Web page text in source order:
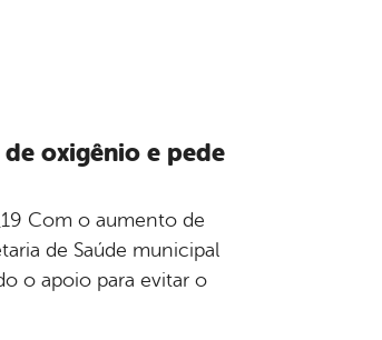
oxigênio e pede
Com o aumento de
de Saúde municipal
o apoio para evitar o